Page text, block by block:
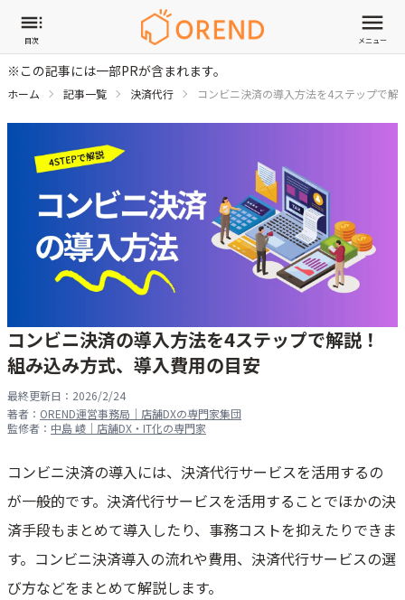
目次 メニュー
※この記事には一部PRが含まれます。
ホーム 記事一覧 決済代行 コンビニ決済の導入方法を4ステップで
コンビニ決済の導入方法を4ステップで解説！
組み込み方式、導入費用の目安
最終更新日： 2026/2/24
著者： OREND運営事務局｜店舗DXの専門家集団
監修者： 中島 崚｜店舗DX・IT化の専門家
コンビニ決済の導入には、決済代行サービスを活用するの
が一般的です。決済代行サービスを活用することでほかの決
済手段もまとめて導入したり、事務コストを抑えたりできま
す。コンビニ決済導入の流れや費用、決済代行サービスの選
び方などをまとめて解説します。